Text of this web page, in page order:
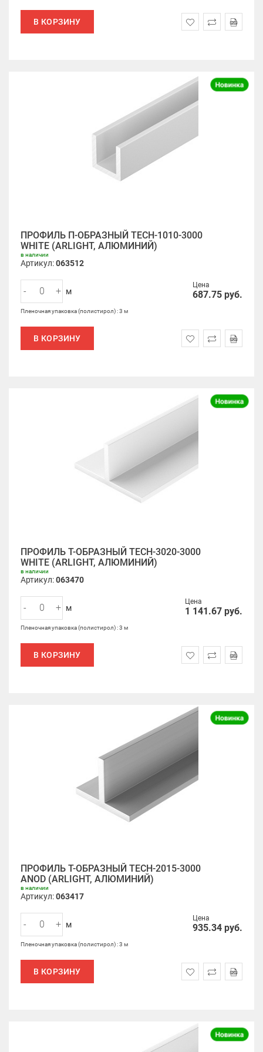
В КОРЗИНУ
ПРОФИЛЬ П-ОБРАЗНЫЙ TECH-1010-3000
WHITE (ARLIGHT, АЛЮМИНИЙ)
в наличии
Артикул:063512
Цена
687.75 руб.
- + м
Пленочная упаковка (полистирол) : 3 м
В КОРЗИНУ
ПРОФИЛЬ Т-ОБРАЗНЫЙ TECH-3020-3000
WHITE (ARLIGHT, АЛЮМИНИЙ)
в наличии
Артикул:063470
Цена
1 141.67 руб.
- + м
Пленочная упаковка (полистирол) : 3 м
В КОРЗИНУ
ПРОФИЛЬ Т-ОБРАЗНЫЙ TECH-2015-3000
ANOD (ARLIGHT, АЛЮМИНИЙ)
в наличии
Артикул:063417
Цена
935.34 руб.
- + м
Пленочная упаковка (полистирол) : 3 м
В КОРЗИНУ